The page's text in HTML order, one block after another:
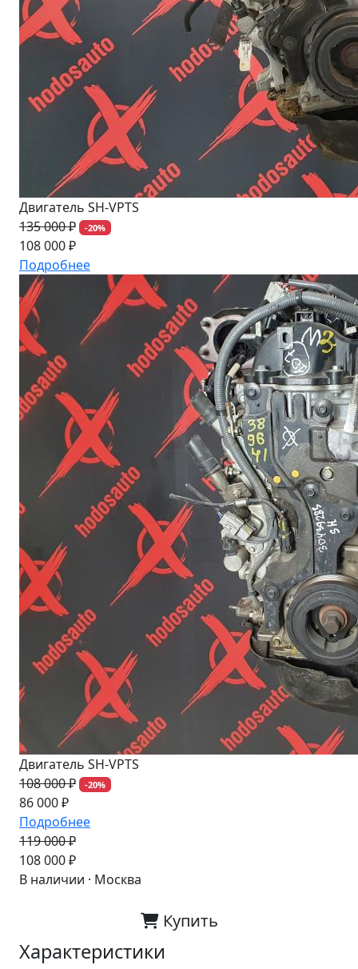
Двигатель SH-VPTS
135 000 ₽
-20%
108 000 ₽
Подробнее
Двигатель SH-VPTS
108 000 ₽
-20%
86 000 ₽
Подробнее
119 000 ₽
108 000 ₽
В наличии · Москва
Купить
Характеристики